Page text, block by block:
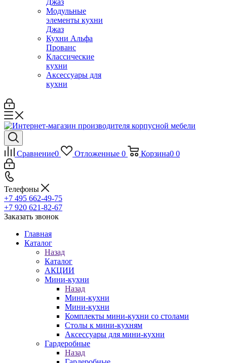
Джаз
Модульные
элементы кухни
Джаз
Кухни Альфа
Прованс
Классические
кухни
Аксессуары для
кухни
Сравнение0 Отложенные 0 Корзина0 0
Телефоны
+7 495 662-49-75
+7 920 621-82-67
Заказать звонок
Главная
Каталог
Назад
Каталог
АКЦИИ
Мини-кухни
Назад
Мини-кухни
Мини-кухни
Комплекты мини-кухни со столами
Столы к мини-кухням
Аксессуары для мини-кухни
Гардеробные
Назад